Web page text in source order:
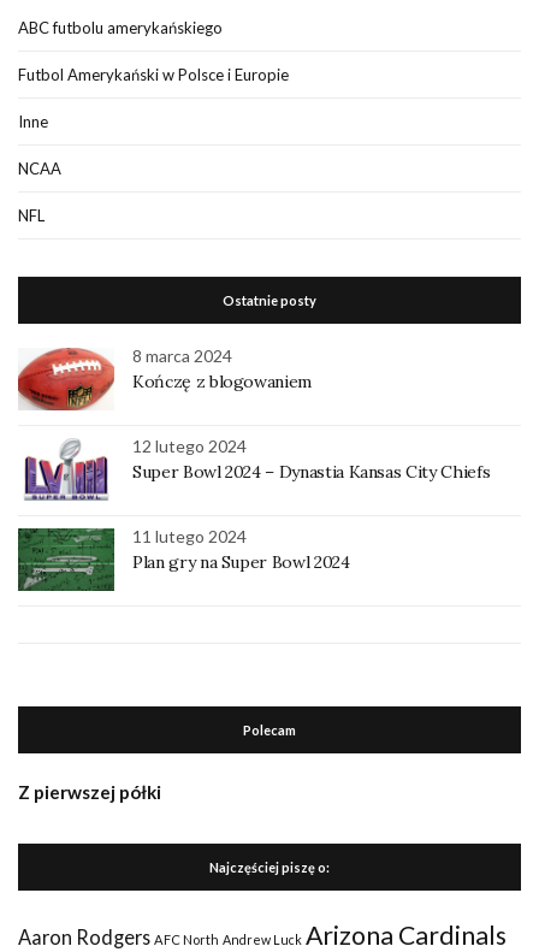
ABC futbolu amerykańskiego
Futbol Amerykański w Polsce i Europie
Inne
NCAA
NFL
Ostatnie posty
8 marca 2024
Kończę z blogowaniem
12 lutego 2024
Super Bowl 2024 – Dynastia Kansas City Chiefs
11 lutego 2024
Plan gry na Super Bowl 2024
Polecam
Z pierwszej półki
Najczęściej piszę o:
Aaron Rodgers AFC North Andrew Luck Arizona Cardinals